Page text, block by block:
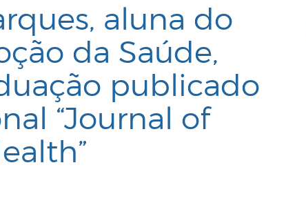
aluna do
da Saúde,
publicado
“Journal of